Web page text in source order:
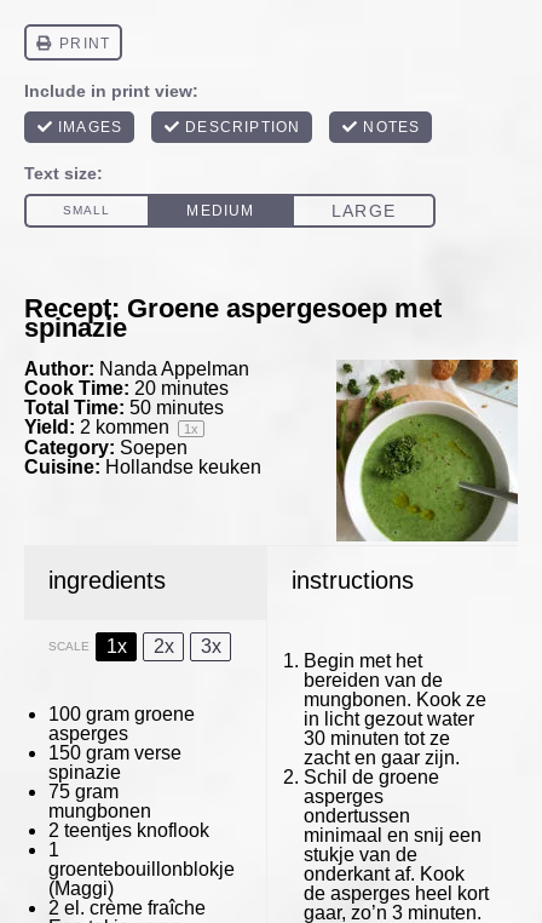
Recept: Groene aspergesoep met
spinazie
Author: Nanda Appelman
Cook Time: 20 minutes
Total Time: 50 minutes
Yield: 2 kommen 1x
Category: Soepen
Cuisine: Hollandse keuken
ingredients
SCALE 1x 2x 3x
100 gram groene
asperges
150 gram verse
spinazie
75 gram
mungbonen
2 teentjes knoflook
1
groentebouillonblokje
(Maggi)
2 el. crème fraîche
instructions
Begin met het
bereiden van de
mungbonen. Kook ze
in licht gezout water
30 minuten tot ze
zacht en gaar zijn.
Schil de groene
asperges
ondertussen
minimaal en snij een
stukje van de
onderkant af. Kook
de asperges heel kort
gaar, zo’n 3 minuten.